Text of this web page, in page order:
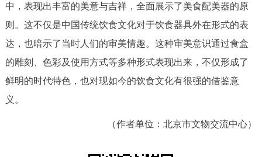
中，表现出丰富的美意与吉祥，全面展示了美食配美器的原
则。这不仅是中国传统饮食文化对于饮食器具外在形式的表
达，也暗示了当时人们的审美情趣。这种审美意识通过食盒
的雕刻、色彩及使用方式等多种形式表现出来，不仅形成了
鲜明的时代特色，也对现如今的饮食文化有很强的借鉴意
义。
（作者单位：北京市文物交流中心）